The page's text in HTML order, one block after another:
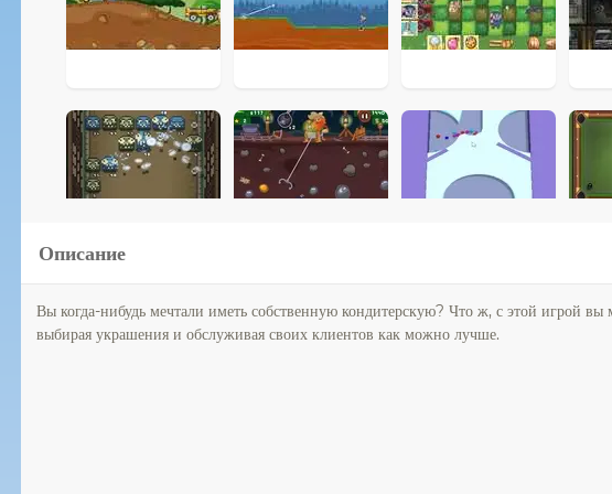
Описание
Вы когда-нибудь мечтали иметь собственную кондитерскую? Что ж, с этой игрой вы
выбирая украшения и обслуживая своих клиентов как можно лучше.